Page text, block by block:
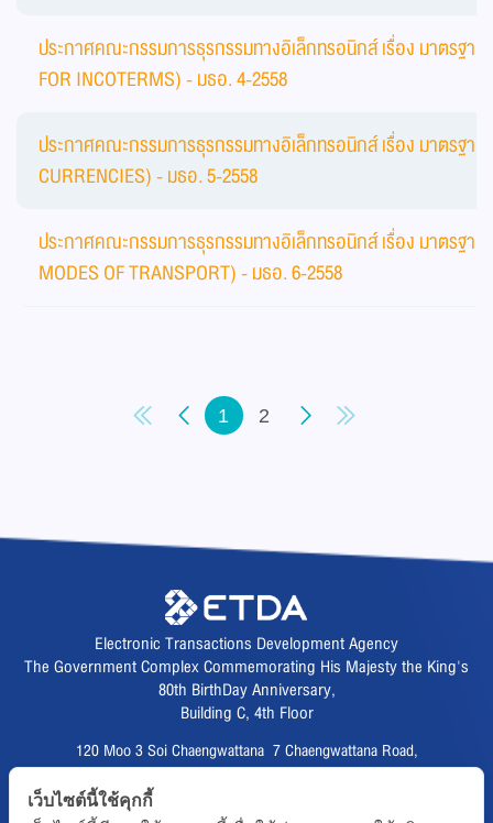
ประกาศคณะกรรมการธุรกรรมทางอิเล็กทรอนิกส์ เรื่อง มาตรฐาน
FOR INCOTERMS) - มธอ. 4-2558
ประกาศคณะกรรมการธุรกรรมทางอิเล็กทรอนิกส์ เรื่อง มาตรฐาน
CURRENCIES) - มธอ. 5-2558
ประกาศคณะกรรมการธุรกรรมทางอิเล็กทรอนิกส์ เรื่อง มาตรฐาน
MODES OF TRANSPORT) - มธอ. 6-2558
1 2
Electronic Transactions Development Agency
The Government Complex Commemorating His Majesty the King's
80th BirthDay Anniversary,
Building C, 4th Floor
120 Moo 3 Soi Chaengwattana 7 Chaengwattana Road,
เว็บไซต์นี้ใช้คุกกี้